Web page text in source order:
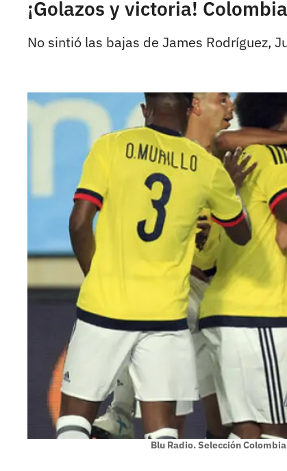
¡Golazos y victoria!
No sintió las bajas de James Rodríguez,
Blu Radio. Selección